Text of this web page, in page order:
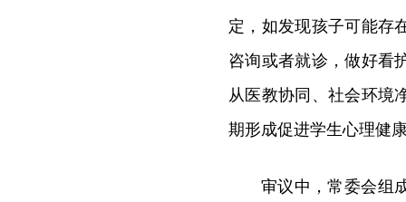
定，如发现孩子可能存
咨询或者就诊，做好看
从医教协同、社会环境
期形成促进学生心理健
审议中，常委会组